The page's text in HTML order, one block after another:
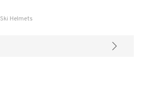
Ski Helmets